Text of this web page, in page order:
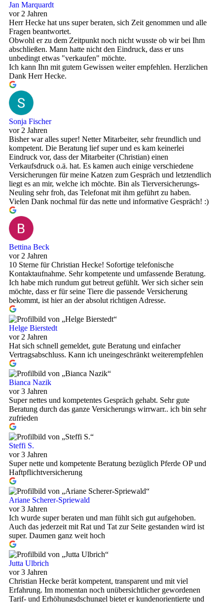
Jan Marquardt
vor 2 Jahren
Herr Hecke hat uns super beraten, sich Zeit genommen und alle
Fragen beantwortet.
Obwohl er zu dem Zeitpunkt noch nicht wusste ob wir bei Ihm
abschließen. Mann hatte nicht den Eindruck, dass er uns
unbedingt etwas "verkaufen" möchte.
Ich kann Ihn mit gutem Gewissen weiter empfehlen. Herzlichen
Dank Herr Hecke.
Sonja Fischer
vor 2 Jahren
Bisher war alles super! Netter Mitarbeiter, sehr freundlich und
kompetent. Die Beratung lief super und es kam keinerlei
Eindruck vor, dass der Mitarbeiter (Christian) einen
Verkaufsdruck o.ä. hat. Es kamen auch einige verschiedene
Versicherungen für meine Katzen zum Gespräch und letztendlich
liegt es an mir, welche ich möchte. Bin als Tierversicherungs-
Neuling sehr froh, das Telefonat mit ihm geführt zu haben.
Vielen Dank nochmal für das nette und informative Gespräch! :)
Bettina Beck
vor 2 Jahren
10 Sterne für Christian Hecke! Sofortige telefonische
Kontaktaufnahme. Sehr kompetente und umfassende Beratung.
Ich habe mich rundum gut betreut gefühlt. Wer sich sicher sein
möchte, dass er für seine Tiere die passende Versicherung
bekommt, ist hier an der absolut richtigen Adresse.
Helge Bierstedt
vor 2 Jahren
Hat sich schnell gemeldet, gute Beratung und einfacher
Vertragsabschluss. Kann ich uneingeschränkt weiterempfehlen
Bianca Nazik
vor 3 Jahren
Super nettes und kompetentes Gespräch gehabt. Sehr gute
Beratung durch das ganze Versicherungs wirrwarr.. ich bin sehr
zufrieden
Steffi S.
vor 3 Jahren
Super nette und kompetente Beratung bezüglich Pferde OP und
Haftpflichtversicherung
Ariane Scherer-Spriewald
vor 3 Jahren
Ich wurde super beraten und man fühlt sich gut aufgehoben.
Auch das jederzeit mit Rat und Tat zur Seite gestanden wird ist
super. Daumen ganz weit hoch
Jutta Ulbrich
vor 3 Jahren
Christian Hecke berät kompetent, transparent und mit viel
Erfahrung. Im momentan noch unübersichtlicher gewordenen
Tarif- und Erhöhungsdschungel bietet er kundenorientierte und